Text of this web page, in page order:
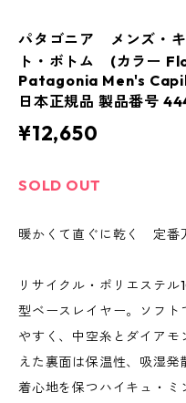
パタゴニア メンズ・
ト・ボトム (カラー
Patagonia Men's
日本正規品 製品番号
¥12,650
SOLD OUT
暖かくて直ぐに乾く 定番
リサイクル・ポリエステ
型ベースレイヤー。ソフト
やすく、中空糸とダイア
えた裏面は保温性、吸湿
着心地を保つハイキュ・ミ